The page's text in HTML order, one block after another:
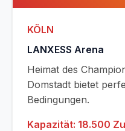
KÖLN
LANXESS Arena
Heimat des
Domstadt bietet
Bedingungen.
Kapazität: 18.500